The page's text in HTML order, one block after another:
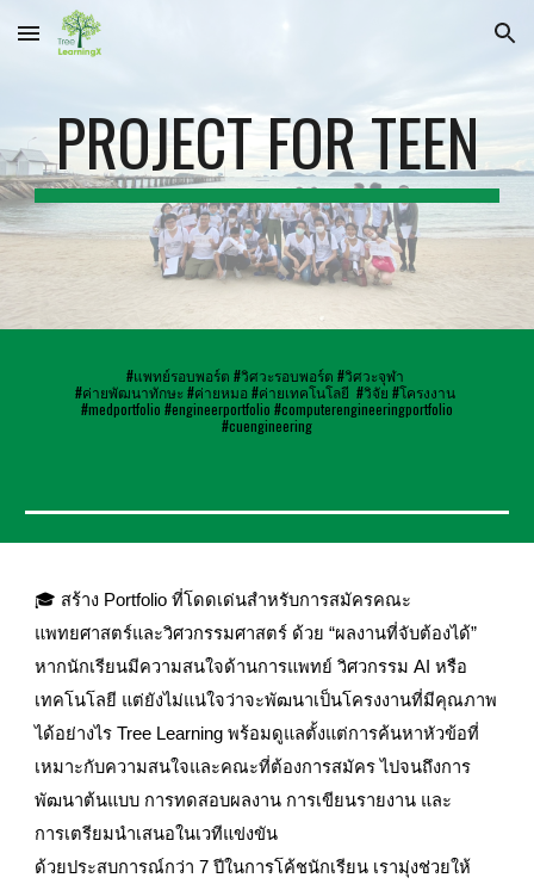
Skip to main content Skip to navigation
PROJECT FOR TEEN
#แพทย์รอบพอร์ต #วิศวะรอบพอร์ต #วิศวะจุฬา
#ค่ายพัฒนาทักษะ #ค่ายหมอ #ค่ายเทคโนโลยี #วิจัย #โครงงาน
#medportfolio #engineerportfolio #computerengineeringportfolio
#cuengineering
🎓 สร้าง Portfolio ที่โดดเด่นสำหรับการสมัครคณะ
แพทยศาสตร์และวิศวกรรมศาสตร์ ด้วย “ผลงานที่จับต้องได้”
หากนักเรียนมีความสนใจด้านการแพทย์ วิศวกรรม AI หรือ
เทคโนโลยี แต่ยังไม่แน่ใจว่าจะพัฒนาเป็นโครงงานที่มีคุณภาพ
ได้อย่างไร Tree Learning พร้อมดูแลตั้งแต่การค้นหาหัวข้อที่
เหมาะกับความสนใจและคณะที่ต้องการสมัคร ไปจนถึงการ
พัฒนาต้นแบบ การทดสอบผลงาน การเขียนรายงาน และ
การเตรียมนำเสนอในเวทีแข่งขัน
ด้วยประสบการณ์กว่า 7 ปีในการโค้ชนักเรียน เรามุ่งช่วยให้